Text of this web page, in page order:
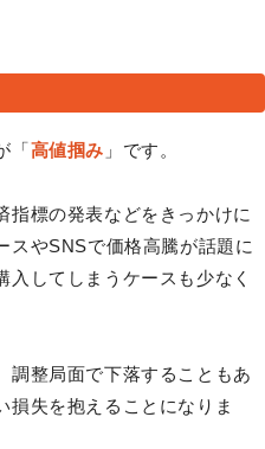
「高値掴み 」です。
指標の発表などをきっかけに
スやSNSで価格高騰が話題に
してしまうケースも少なく
調整局面で下落することもあ
損失を抱えることになりま